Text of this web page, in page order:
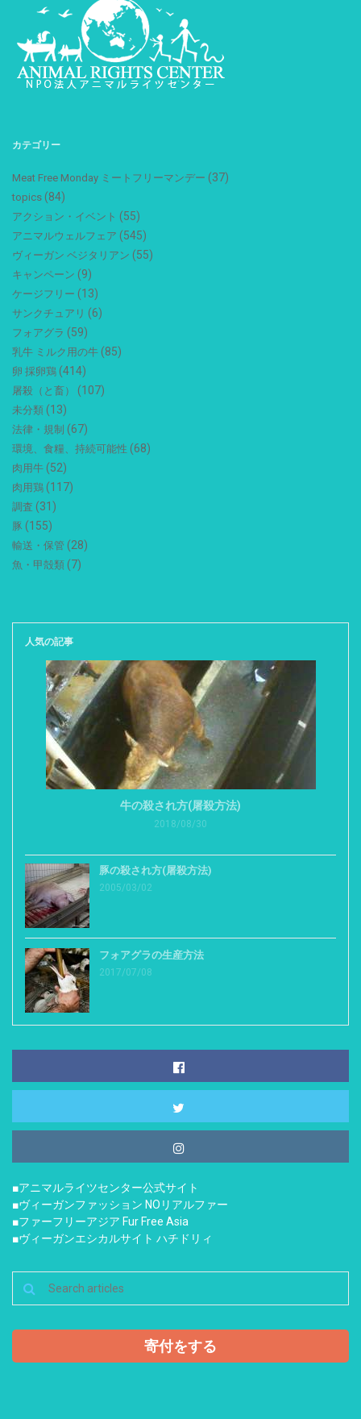
カテゴリー
Meat Free Monday ミートフリーマンデー (37)
topics (84)
アクション・イベント (55)
アニマルウェルフェア (545)
ヴィーガン ベジタリアン (55)
キャンペーン (9)
ケージフリー (13)
サンクチュアリ (6)
フォアグラ (59)
乳牛 ミルク用の牛 (85)
卵 採卵鶏 (414)
屠殺（と畜） (107)
未分類 (13)
法律・規制 (67)
環境、食糧、持続可能性 (68)
肉用牛 (52)
肉用鶏 (117)
調査 (31)
豚 (155)
輸送・保管 (28)
魚・甲殻類 (7)
人気の記事
牛の殺され方(屠殺方法)
2018/08/30
豚の殺され方(屠殺方法)
2005/03/02
フォアグラの生産方法
2017/07/08
■アニマルライツセンター公式サイト
■ヴィーガンファッション NOリアルファー
■ファーフリーアジア Fur Free Asia
■ヴィーガンエシカルサイト ハチドリィ
寄付をする